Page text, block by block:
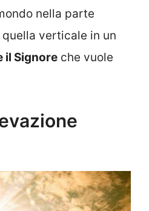
nella parte
verticale in un
il Signore che vuole